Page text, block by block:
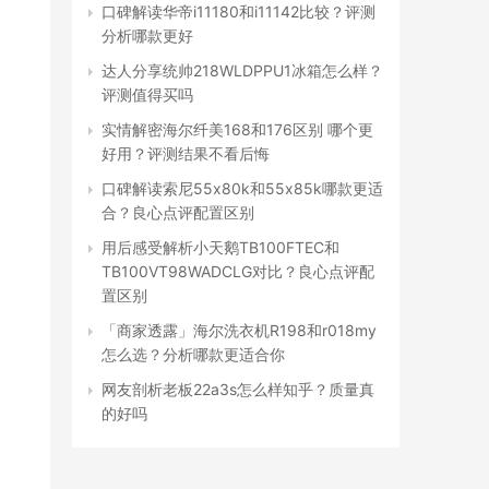
口碑解读华帝i11180和i11142比较？评测
分析哪款更好
达人分享统帅218WLDPPU1冰箱怎么样？
评测值得买吗
实情解密海尔纤美168和176区别 哪个更
好用？评测结果不看后悔
口碑解读索尼55x80k和55x85k哪款更适
合？良心点评配置区别
用后感受解析小天鹅TB100FTEC和
TB100VT98WADCLG对比？良心点评配
置区别
「商家透露」海尔洗衣机R198和r018my
怎么选？分析哪款更适合你
网友剖析老板22a3s怎么样知乎？质量真
的好吗